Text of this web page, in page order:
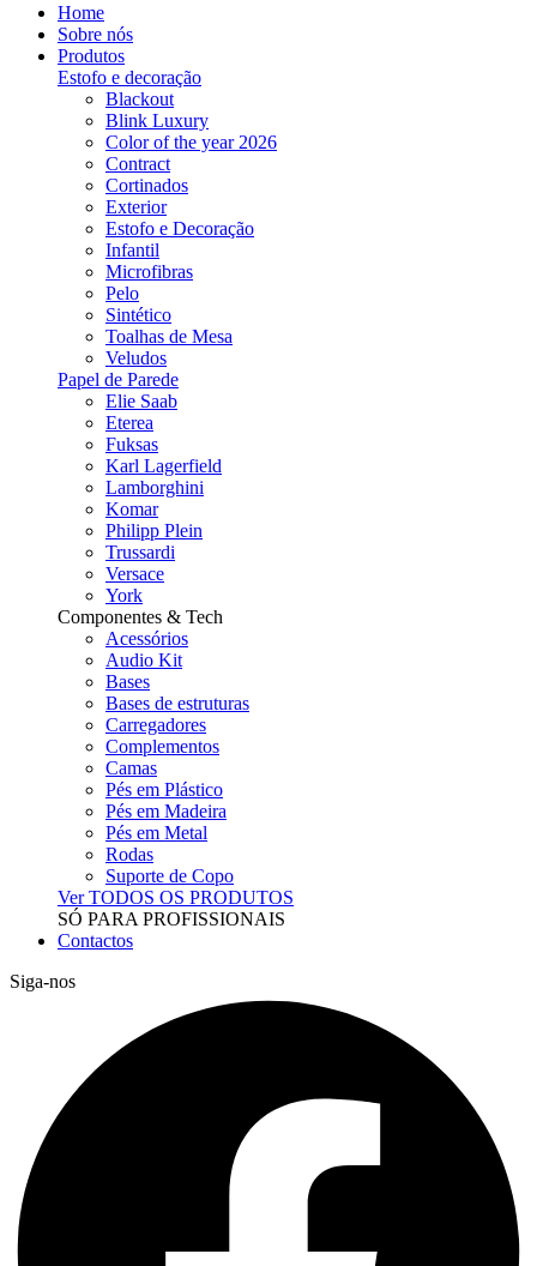
Home
Sobre nós
Produtos
Estofo e decoração
Blackout
Blink Luxury
Color of the year 2026
Contract
Cortinados
Exterior
Estofo e Decoração
Infantil
Microfibras
Pelo
Sintético
Toalhas de Mesa
Veludos
Papel de Parede
Elie Saab
Eterea
Fuksas
Karl Lagerfield
Lamborghini
Komar
Philipp Plein
Trussardi
Versace
York
Componentes & Tech
Acessórios
Audio Kit
Bases
Bases de estruturas
Carregadores
Complementos
Camas
Pés em Plástico
Pés em Madeira
Pés em Metal
Rodas
Suporte de Copo
Ver TODOS OS PRODUTOS
SÓ PARA PROFISSIONAIS
Contactos
Siga-nos